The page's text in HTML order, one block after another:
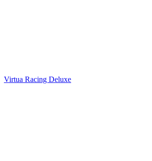
Virtua Racing Deluxe